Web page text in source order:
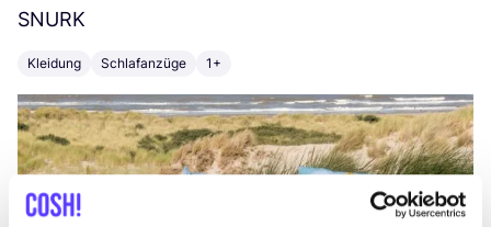
SNURK
Kleidung Schlafanzüge 1+